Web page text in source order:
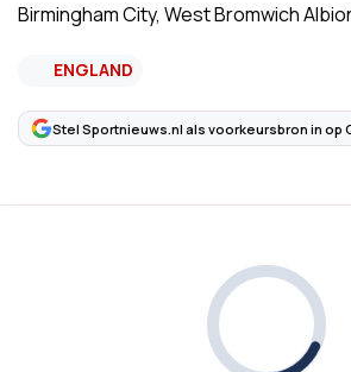
Birmingham City, West Bromwich
ENGLAND
Stel Sportnieuws.nl als voorkeursbron in op